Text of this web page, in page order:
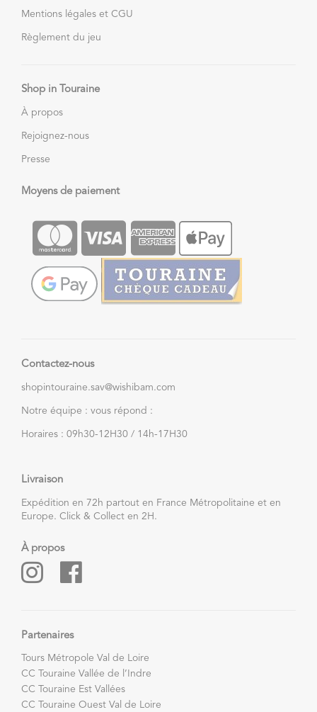
Mentions légales et CGU
Règlement du jeu
Shop in Touraine
À propos
Rejoignez-nous
Presse
Moyens de paiement
Contactez-nous
shopintouraine.sav@wishibam.com
Notre équipe : vous répond :
Horaires : 09h30-12H30 / 14h-17H30
Livraison
Expédition en 72h partout en France Métropolitaine et en
Europe. Click & Collect en 2H.
À propos
Partenaires
Tours Métropole Val de Loire
CC Touraine Vallée de l’Indre
CC Touraine Est Vallées
CC Touraine Ouest Val de Loire